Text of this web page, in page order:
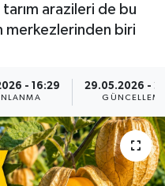
tarım arazileri de bu
merkezlerinden biri
- 16:29 29.05.2026 -